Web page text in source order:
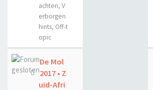
achten, V
erborgen
hints, Off-t
opic
De Mol
2017 • Z
uid-Afri